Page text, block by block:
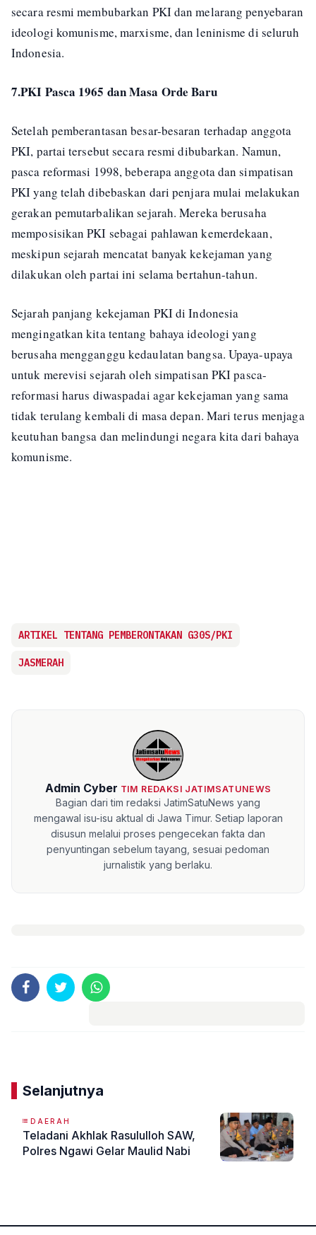
secara resmi membubarkan PKI dan melarang penyebaran
ideologi komunisme, marxisme, dan leninisme di seluruh
Indonesia.
7.PKI Pasca 1965 dan Masa Orde Baru
Setelah pemberantasan besar-besaran terhadap anggota
PKI, partai tersebut secara resmi dibubarkan. Namun,
pasca reformasi 1998, beberapa anggota dan simpatisan
PKI yang telah dibebaskan dari penjara mulai melakukan
gerakan pemutarbalikan sejarah. Mereka berusaha
memposisikan PKI sebagai pahlawan kemerdekaan,
meskipun sejarah mencatat banyak kekejaman yang
dilakukan oleh partai ini selama bertahun-tahun.
Sejarah panjang kekejaman PKI di Indonesia
mengingatkan kita tentang bahaya ideologi yang
berusaha mengganggu kedaulatan bangsa. Upaya-upaya
untuk merevisi sejarah oleh simpatisan PKI pasca-
reformasi harus diwaspadai agar kekejaman yang sama
tidak terulang kembali di masa depan. Mari terus menjaga
keutuhan bangsa dan melindungi negara kita dari bahaya
komunisme.
ARTIKEL TENTANG PEMBERONTAKAN G30S/PKI
JASMERAH
Admin Cyber TIM REDAKSI JATIMSATUNEWS
Bagian dari tim redaksi JatimSatuNews yang
mengawal isu-isu aktual di Jawa Timur. Setiap laporan
disusun melalui proses pengecekan fakta dan
penyuntingan sebelum tayang, sesuai pedoman
jurnalistik yang berlaku.
Selanjutnya
DAERAH
Teladani Akhlak Rasululloh SAW,
Polres Ngawi Gelar Maulid Nabi